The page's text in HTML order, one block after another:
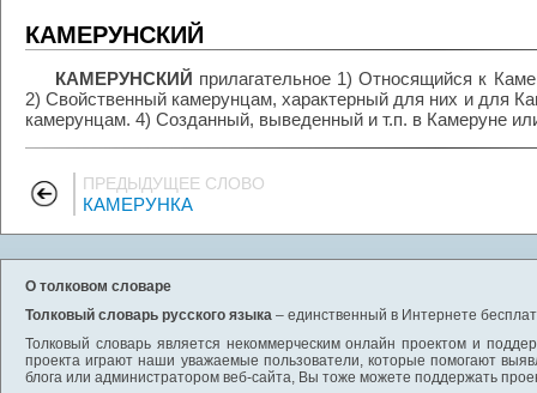
КАМЕРУНСКИЙ
КАМЕРУНСКИЙ прилагательное 1) Относящийся к
2) Свойственный камерунцам, характерный для них и для
камерунцам. 4) Созданный, выведенный и т.п. в Камеруне
ПРЕДЫДУЩЕЕ СЛОВО
КАМЕРУНКА
О толковом словаре
Толковый словарь русского языка – единственный в Интернете
Толковый словарь является некоммерческим онлайн проектом и
проекта играют наши уважаемые пользователи, которые помогают
блога или администратором веб-сайта, Вы тоже можете поддержать